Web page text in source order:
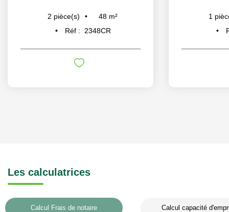
2 pièce(s) 48 m²
Réf :
2348CR
1
Les calculatrices
Calcul Frais de notaire Calcul capacité